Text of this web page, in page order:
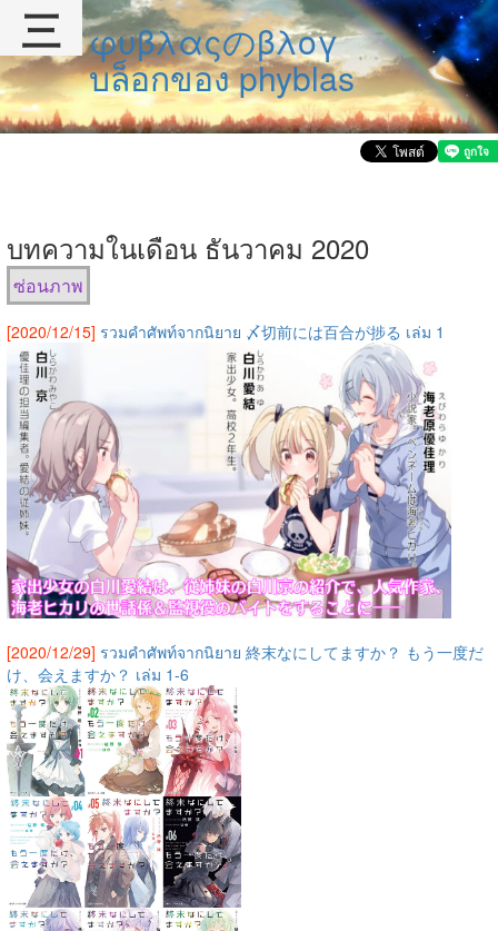
φυβλαςのβλογ
บล็อกของ phyblas
บทความในเดือน ธันวาคม 2020
ซ่อนภาพ
[2020/12/15] รวมคำศัพท์จากนิยาย 〆切前には百合が捗る เล่ม 1
[2020/12/29] รวมคำศัพท์จากนิยาย 終末なにしてますか？ もう一度だ
け、会えますか？ เล่ม 1-6
三